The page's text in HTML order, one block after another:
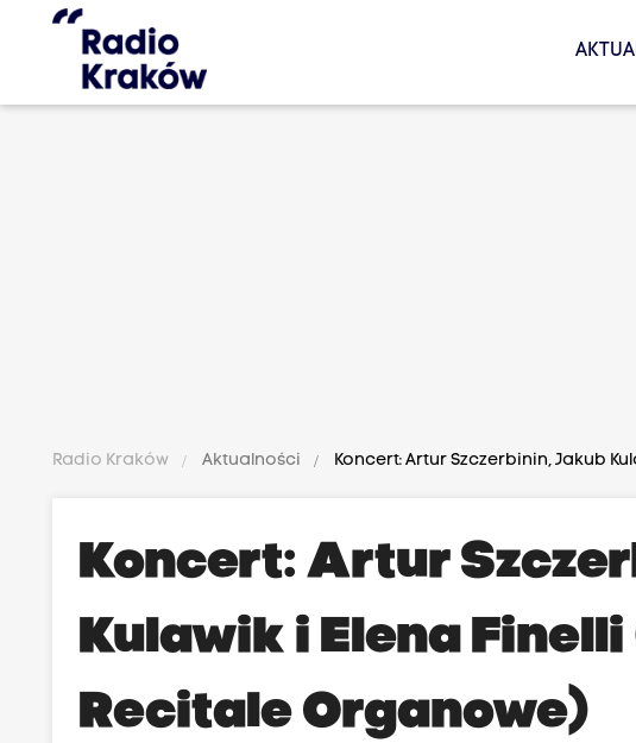
Radio Kraków Aktualności Koncert: Artur Szczerbinin, Jakub
Koncert: Artur
Kulawik i Elena
Recitale Organowe)